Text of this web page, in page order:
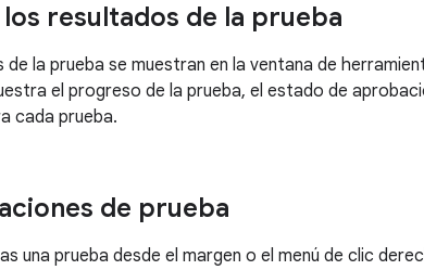
resultados de la prueba
de la prueba se muestran en la ventana de
el progreso de la prueba, el estado de
cada prueba.
de prueba
una prueba desde el margen o el menú de clic